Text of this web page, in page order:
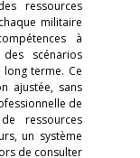
ressources
militaire
à
scénarios
terme. Ce
ajustée, sans
de
ressources
un système
de consulter